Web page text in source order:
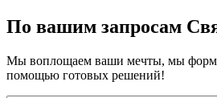
По вашим запросам
Мы воплощаем ваши мечты, мы
помощью готовых решений!